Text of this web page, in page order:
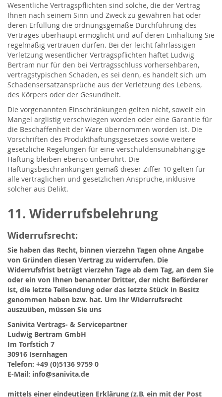
Wesentliche Vertragspflichten sind solche, die der Vertrag
Ihnen nach seinem Sinn und Zweck zu gewähren hat oder
deren Erfüllung die ordnungsgemäße Durchführung des
Vertrages überhaupt ermöglicht und auf deren Einhaltung Sie
regelmäßig vertrauen dürfen. Bei der leicht fahrlässigen
Verletzung wesentlicher Vertragspflichten haftet Ludwig
Bertram nur für den bei Vertragsschluss vorhersehbaren,
vertragstypischen Schaden, es sei denn, es handelt sich um
Schadensersatzansprüche aus der Verletzung des Lebens,
des Körpers oder der Gesundheit.
Die vorgenannten Einschränkungen gelten nicht, soweit ein
Mangel arglistig verschwiegen worden oder eine Garantie für
die Beschaffenheit der Ware übernommen worden ist. Die
Vorschriften des Produkthaftungsgesetzes sowie weitere
gesetzliche Regelungen für eine verschuldensunabhängige
Haftung bleiben ebenso unberührt. Die
Haftungsbeschränkungen gemäß dieser Ziffer 10 gelten für
alle vertraglichen und gesetzlichen Ansprüche, inklusive
solcher aus Delikt.
11. Widerrufsbelehrung
Widerrufsrecht:
Sie haben das Recht, binnen vierzehn Tagen ohne Angabe
von Gründen diesen Vertrag zu widerrufen. Die
Widerrufsfrist beträgt vierzehn Tage ab dem Tag, an dem Sie
oder ein von Ihnen benannter Dritter, der nicht Beförderer
ist, die letzte Teilsendung oder das letzte Stück in Besitz
genommen haben bzw. hat. Um Ihr Widerrufsrecht
auszuüben, müssen Sie uns
Sanivita Vertrags- & Servicepartner
Ludwig Bertram GmbH
Im Torfstich 7
30916 Isernhagen
Telefon: +49 (0)5136 9759 0
E-Mail: info@sanivita.de
mittels einer eindeutigen Erklärung (z.B. ein mit der Post